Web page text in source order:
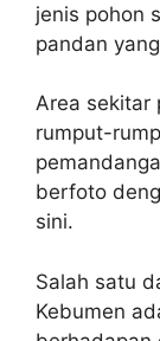
jenis pohon
pandan
Area sekitar
rumput-
berfoto
sini.
Salah satu
Kebumen